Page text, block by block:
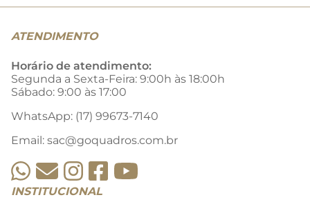
ATENDIMENTO
Horário de atendimento:
Segunda a Sexta-Feira: 9:00h às 18:00h
Sábado: 9:00 às 17:00
WhatsApp: (17) 99673-7140
Email: sac@goquadros.com.br
INSTITUCIONAL